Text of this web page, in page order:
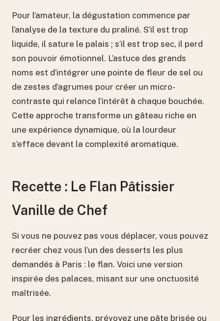
Pour l’amateur, la dégustation commence par
l’analyse de la texture du praliné. S’il est trop
liquide, il sature le palais ; s’il est trop sec, il perd
son pouvoir émotionnel. L’astuce des grands
noms est d’intégrer une pointe de fleur de sel ou
de zestes d’agrumes pour créer un micro-
contraste qui relance l’intérêt à chaque bouchée.
Cette approche transforme un gâteau riche en
une expérience dynamique, où la lourdeur
s’efface devant la complexité aromatique.
Recette : Le Flan Pâtissier
Vanille de Chef
Si vous ne pouvez pas vous déplacer, vous pouvez
recréer chez vous l’un des desserts les plus
demandés à Paris : le flan. Voici une version
inspirée des palaces, misant sur une onctuosité
maîtrisée.
Pour les ingrédients, prévoyez une pâte brisée ou